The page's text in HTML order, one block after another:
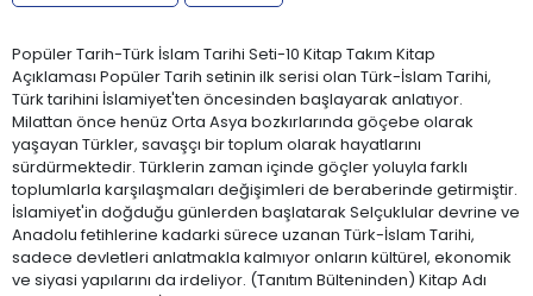
Popüler Tarih-Türk İslam Tarihi Seti-10 Kitap Takım Kitap
Açıklaması Popüler Tarih setinin ilk serisi olan Türk-İslam Tarihi,
Türk tarihini İslamiyet'ten öncesinden başlayarak anlatıyor.
Milattan önce henüz Orta Asya bozkırlarında göçebe olarak
yaşayan Türkler, savaşçı bir toplum olarak hayatlarını
sürdürmektedir. Türklerin zaman içinde göçler yoluyla farklı
toplumlarla karşılaşmaları değişimleri de beraberinde getirmiştir.
İslamiyet'in doğduğu günlerden başlatarak Selçuklular devrine ve
Anadolu fetihlerine kadarki sürece uzanan Türk-İslam Tarihi,
sadece devletleri anlatmakla kalmıyor onların kültürel, ekonomik
ve siyasi yapılarını da irdeliyor. (Tanıtım Bülteninden) Kitap Adı